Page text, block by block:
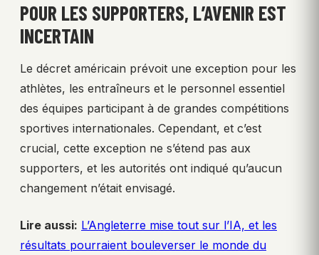
POUR LES SUPPORTERS, L’AVENIR EST
INCERTAIN
Le décret américain prévoit une exception pour les
athlètes, les entraîneurs et le personnel essentiel
des équipes participant à de grandes compétitions
sportives internationales. Cependant, et c’est
crucial, cette exception ne s’étend pas aux
supporters, et les autorités ont indiqué qu’aucun
changement n’était envisagé.
Lire aussi: L’Angleterre mise tout sur l’IA, et les
résultats pourraient bouleverser le monde du